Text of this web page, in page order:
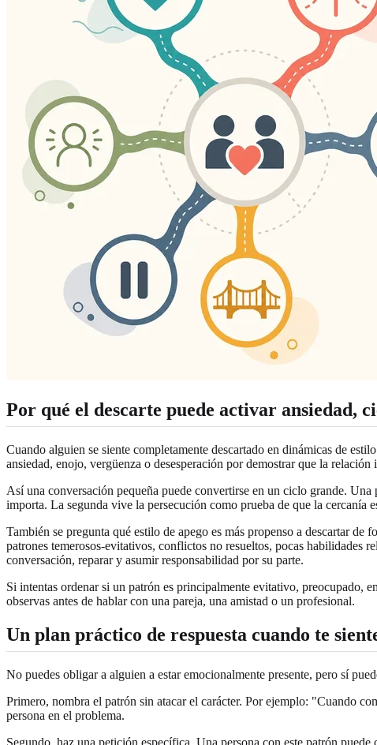
Por qué el descarte puede activar ansiedad,
Cuando alguien se siente completamente descartado en dinámicas de
ansiedad, enojo, vergüenza o desesperación por demostrar que la
Así una conversación pequeña puede convertirse en un ciclo grande.
importa. La segunda vive la persecución como prueba de que la cercanía
También se pregunta qué estilo de apego es más propenso a descartar
patrones temerosos-evitativos, conflictos no resueltos, pocas habilidades
conversación, reparar y asumir responsabilidad por su parte.
Si intentas ordenar si un patrón es principalmente evitativo, preocupado,
observas antes de hablar con una pareja, una amistad o un profesional.
Un plan práctico de respuesta cuando te
No puedes obligar a alguien a estar emocionalmente presente, pero sí
Primero, nombra el patrón sin atacar el carácter. Por ejemplo: "Cuando
persona en el problema.
Segundo, haz una petición específica. Una persona con este patrón